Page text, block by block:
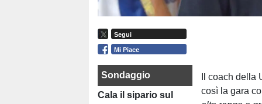
Segui
Mi Piace
Sondaggio
Cala il sipario sul
Il coach
così la gara